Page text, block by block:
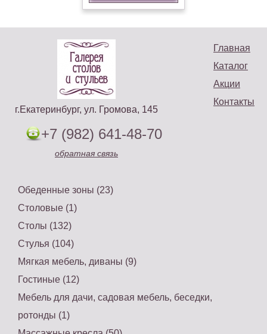
Главная
Каталог
Акции
Контакты
г.Екатеринбург, ул. Громова, 145
+7 (982) 641-48-70
обратная связь
Обеденные зоны (23)
Столовые (1)
Столы (132)
Стулья (104)
Мягкая мебель, диваны (9)
Гостиные (12)
Мебель для дачи, садовая мебель, беседки,
ротонды (1)